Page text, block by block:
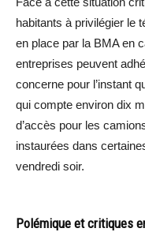
habitants à privilégier le
en place par la BMA en
entreprises peuvent
concerne pour l’instant
qui compte environ dix
d’accès pour les
instaurées dans
vendredi soir.
Polémique et critiques